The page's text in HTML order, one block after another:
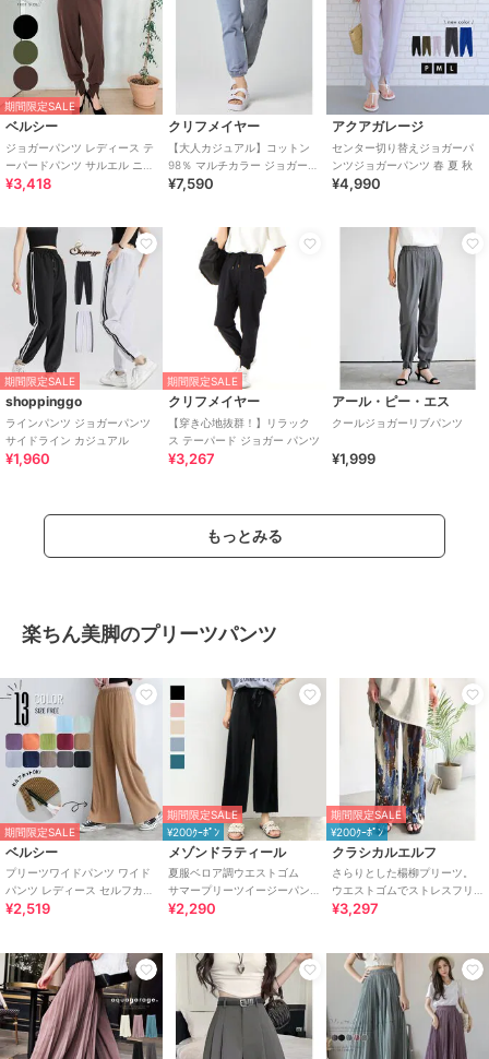
期間限定SALE
ベルシー
ジョガーパンツ レディース テ
ーパードパンツ サルエル ニュ
アンスカラー ウエストゴム 3
¥3,418
クリフメイヤー
【大人カジュアル】コットン
98％ マルチカラー ジョガーパ
ンツ
¥7,590
アクアガレージ
センター切り替えジョガーパ
ンツジョガーパンツ 春 夏 秋
¥4,990
期間限定SALE
shoppinggo
ラインパンツ ジョガーパンツ
サイドライン カジュアル
¥1,960
期間限定SALE
クリフメイヤー
【穿き心地抜群！】リラック
ス テーパード ジョガー パンツ
¥3,267
アール・ピー・エス
クールジョガーリブパンツ
¥1,999
もっとみる
楽ちん美脚のプリーツパンツ
期間限定SALE
ベルシー
プリーツワイドパンツ ワイド
パンツ レディース セルフカッ
ト 13色 春夏ボトム カラフル
¥2,519
期間限定SALE
¥200ｸｰﾎﾟﾝ
メゾンドラティール
夏服ベロア調ウエストゴム
サマープリーツイージーパン
ツ
¥2,290
期間限定SALE
¥200ｸｰﾎﾟﾝ
クラシカルエルフ
さらりとした楊柳プリーツ。
ウエストゴムでストレスフリ
ーな穿き心地。総柄楊柳プリ
¥3,297